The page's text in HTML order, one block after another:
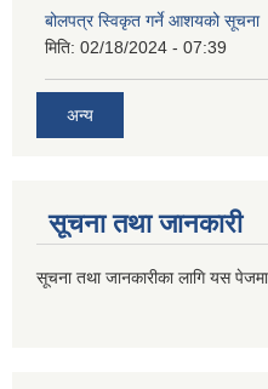
बोलपत्र स्विकृत गर्ने आशयको सूचना
मिति: 02/18/2024 - 07:39
अन्य
सूचना तथा जानकारी
सूचना तथा जानकारीका लागि यस पेजमा